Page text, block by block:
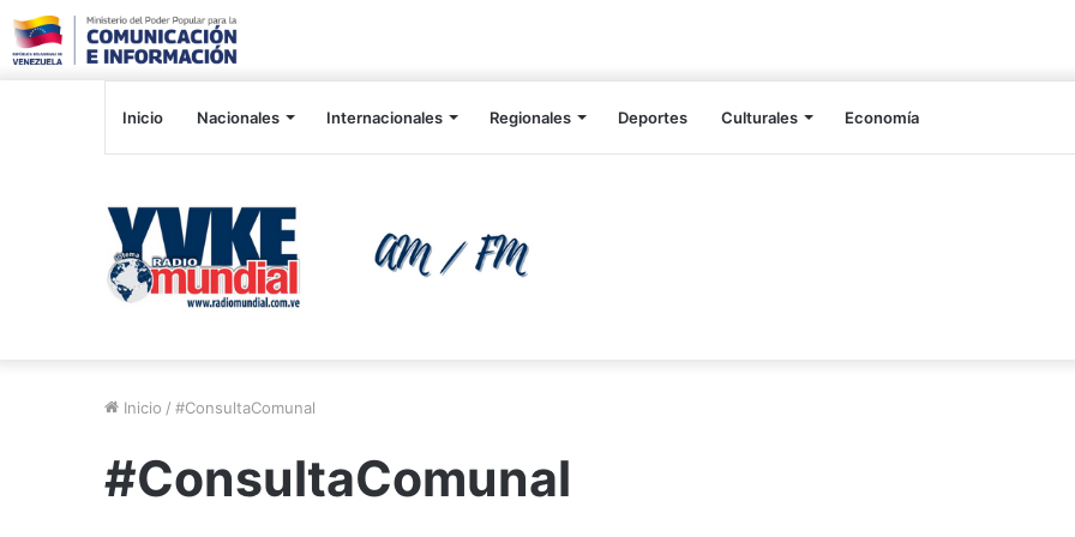
Inicio Nacionales Internacionales Regionales Deportes Culturales Economía
Inicio / #ConsultaComunal
#ConsultaComunal